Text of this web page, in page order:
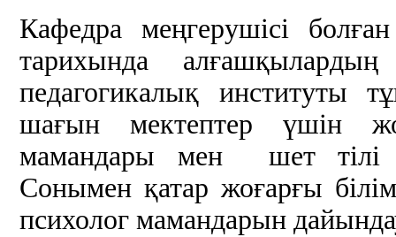
Кафедра меңгерушісі
тарихында
педагогикалық институты
шағын мектептер үшін
мамандары мен шет тілі
Сонымен қатар жоғарғы
психолог мамандарын